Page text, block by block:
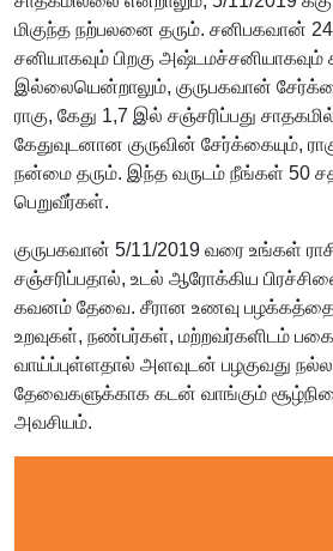
மிகுந்த நற்பலனை தரும். சனிபகவான்
சனியாகவும் பிறகு
இல்லையென்றாலும், குருபகவான்
ராகு, கேது 1,7 இல் சஞ்சரிப்பது
கேதுவுடனான குருவின் சேர்க்கையும்,
நன்மை தரும். இந்த வருடம் நீங்கள் 50
பெறுவீர்கள்.
குருபகவான் 5/11/2019 வரை உங்கள்
சஞ்சரிப்பதால், உடல் ஆரோக்கிய
கவனம் தேவை. சீரான உணவு
உறவுகள், நண்பர்கள், மற்றவர்களிடம்
வாய்ப்புள்ளதால் அளவுடன் பழகுவது
தேவைகளுக்காக கடன் வாங்கும்
அவசியம்.